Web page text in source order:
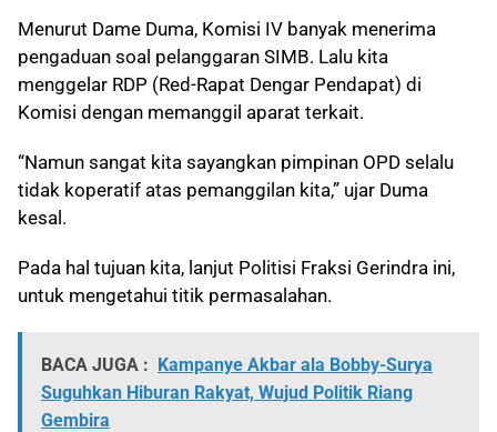
Menurut Dame Duma, Komisi IV banyak menerima
pengaduan soal pelanggaran SIMB. Lalu kita
menggelar RDP (Red-Rapat Dengar Pendapat) di
Komisi dengan memanggil aparat terkait.
“Namun sangat kita sayangkan pimpinan OPD selalu
tidak koperatif atas pemanggilan kita,” ujar Duma
kesal.
Pada hal tujuan kita, lanjut Politisi Fraksi Gerindra ini,
untuk mengetahui titik permasalahan.
BACA JUGA : Kampanye Akbar ala Bobby-Surya
Suguhkan Hiburan Rakyat, Wujud Politik Riang
Gembira